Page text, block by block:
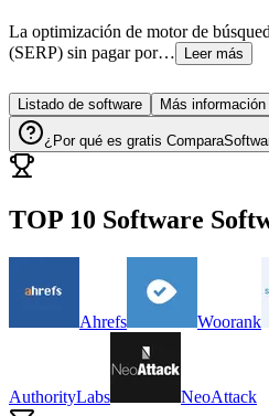
La optimización de motor de
(SERP) sin pagar por…
Leer más
Listado de software Más información
¿Por qué es gratis
TOP 10 Software
Ahrefs Woorank
AuthorityLabs
NeoAttack